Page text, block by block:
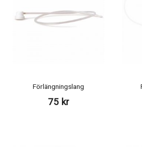
Förlängningslang
75 kr